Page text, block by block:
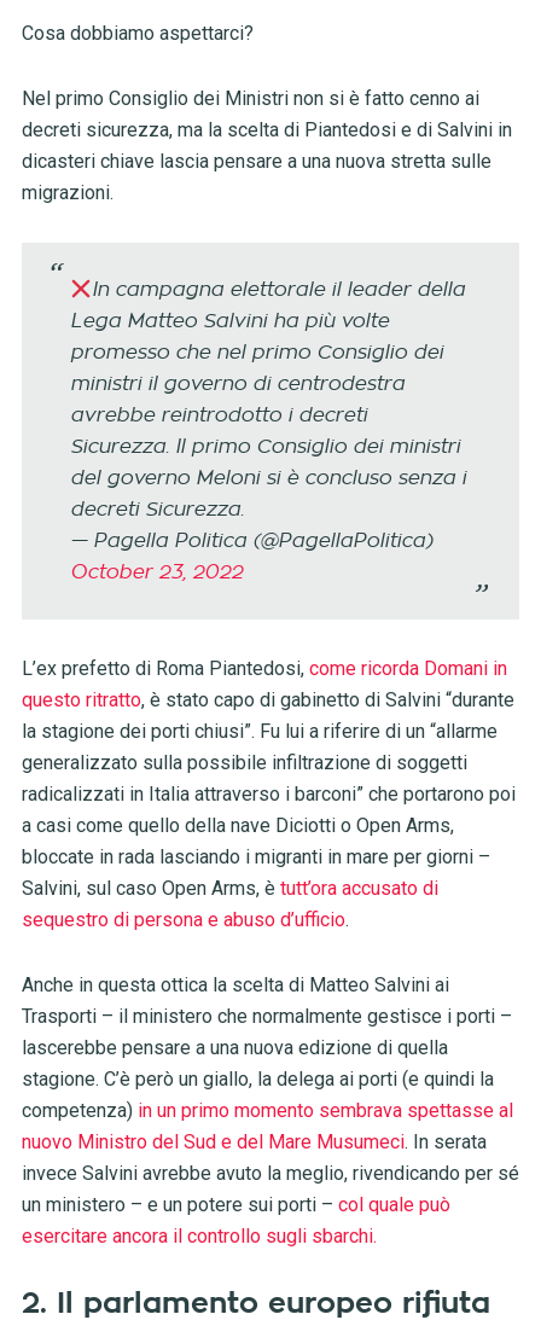
Cosa dobbiamo aspettarci?
Nel primo Consiglio dei Ministri non si è fatto cenno ai
decreti sicurezza, ma la scelta di Piantedosi e di Salvini in
dicasteri chiave lascia pensare a una nuova stretta sulle
migrazioni.
In campagna elettorale il leader della
Lega Matteo Salvini ha più volte
promesso che nel primo Consiglio dei
ministri il governo di centrodestra
avrebbe reintrodotto i decreti
Sicurezza. Il primo Consiglio dei ministri
del governo Meloni si è concluso senza i
decreti Sicurezza.
— Pagella Politica (@PagellaPolitica)
October 23, 2022
L’ex prefetto di Roma Piantedosi, come ricorda Domani in
questo ritratto, è stato capo di gabinetto di Salvini “durante
la stagione dei porti chiusi”. Fu lui a riferire di un “allarme
generalizzato sulla possibile infiltrazione di soggetti
radicalizzati in Italia attraverso i barconi” che portarono poi
a casi come quello della nave Diciotti o Open Arms,
bloccate in rada lasciando i migranti in mare per giorni –
Salvini, sul caso Open Arms, è tutt’ora accusato di
sequestro di persona e abuso d’ufficio.
Anche in questa ottica la scelta di Matteo Salvini ai
Trasporti – il ministero che normalmente gestisce i porti –
lascerebbe pensare a una nuova edizione di quella
stagione. C’è però un giallo, la delega ai porti (e quindi la
competenza) in un primo momento sembrava spettasse al
nuovo Ministro del Sud e del Mare Musumeci. In serata
invece Salvini avrebbe avuto la meglio, rivendicando per sé
un ministero – e un potere sui porti – col quale può
esercitare ancora il controllo sugli sbarchi.
2. Il parlamento europeo rifiuta